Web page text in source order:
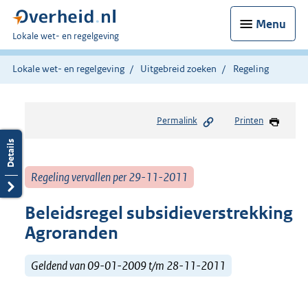
Menu
U
bent
hier:
Lokale wet- en regelgeving
Lokale wet- en regelgeving Uitgebreid zoeken Regeling
Permalink Printen
Regeling vervallen per 29-11-2011
Beleidsregel subsidieverstrekking
Agroranden
Geldend van 09-01-2009 t/m 28-11-2011